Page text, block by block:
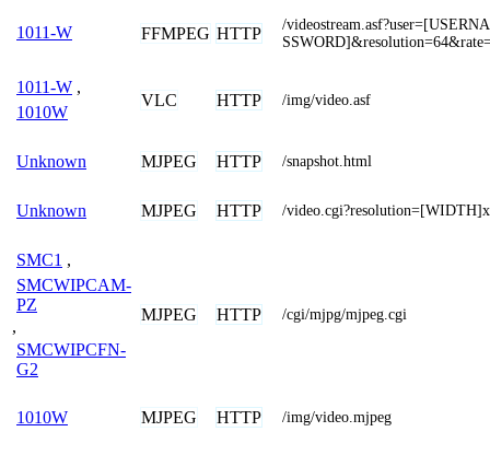
1011-W FFMPEG HTTP
/
1011-W ,
1010W
VLC HTTP /img/video.asf
Unknown MJPEG HTTP /snapshot.html
Unknown MJPEG HTTP /
SMC1 ,
SMCWIPCAM-
PZ
,
SMCWIPCFN-
G2
MJPEG HTTP /cgi/mjpg/mjpeg.cgi
1010W MJPEG HTTP /img/video.mjpeg